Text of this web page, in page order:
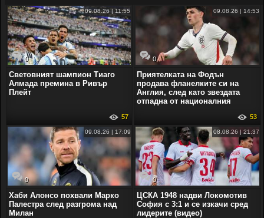
0
09.08.26 | 11:55
Световният шампион Тиаго
Алмада премина в Ривър
Плейт
57
0
09.08.26 | 14:53
Приятелката на Фодън
продава фланелките си на
Англия, след като звездата
отпадна от националния
53
0
09.08.26 | 17:09
Хаби Алонсо похвали Марко
Палестра след разгрома над
Милан
0
08.08.26 | 21:37
ЦСКА 1948 надви Локомотив
София с 3:1 и се изкачи сред
лидерите (видео)